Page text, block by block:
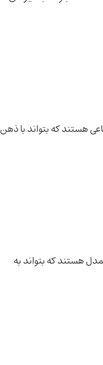
هستند که بتواند با ذهن
هستند که بتواند به